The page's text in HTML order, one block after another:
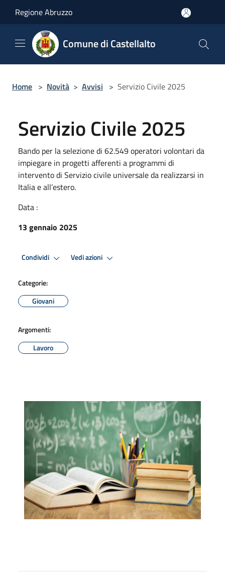
Regione Abruzzo
Comune di Castellalto
Home > Novità > Avvisi > Servizio Civile 2025
Servizio Civile 2025
Bando per la selezione di 62.549 operatori volontari da
impiegare in progetti afferenti a programmi di
intervento di Servizio civile universale da realizzarsi in
Italia e all’estero.
Data :
13 gennaio 2025
Condividi Vedi azioni
Categorie:
Giovani
Argomenti:
Lavoro